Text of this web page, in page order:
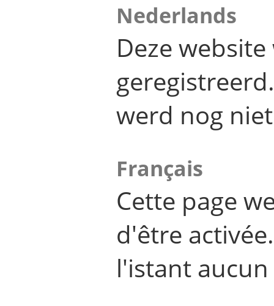
Nederlands
Deze
werd nog
Français
Cette page
d'être
l'istant